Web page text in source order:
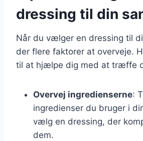
dressing til din
Når du vælger en dressing til
der flere faktorer at overveje.
til at hjælpe dig med at træffe
Overvej ingredienserne:
ingredienser du bruger i
vælg en dressing, der
dem.